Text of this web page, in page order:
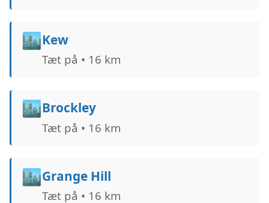
🏙️Kew
Tæt på • 16 km
🏙️Brockley
Tæt på • 16 km
🏙️Grange Hill
Tæt på • 16 km